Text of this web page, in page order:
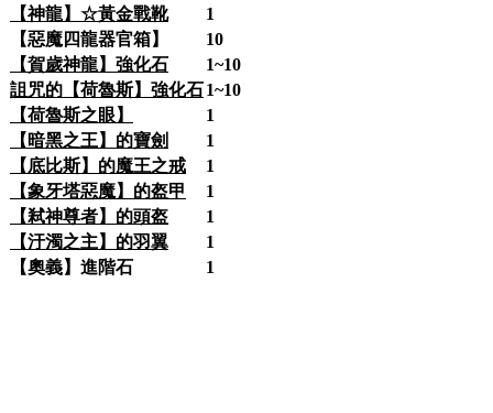
【神龍】☆黃金戰靴
1
【惡魔四龍器官箱】
10
【賀歲神龍】強化石
1~10
詛咒的【荷魯斯】強化石1~10
【荷魯斯之眼】
1
【暗黑之王】的寶劍
1
【底比斯】的魔王之戒
1
【象牙塔惡魔】的盔甲
1
【弒神尊者】的頭盔
1
【汙濁之主】的羽翼
1
【奧義】進階石
1